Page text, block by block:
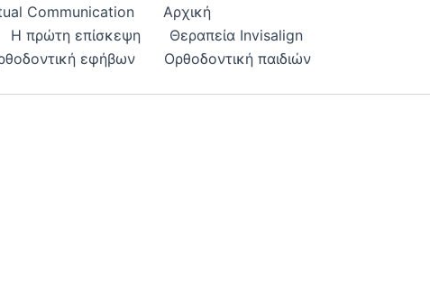
Communication
Αρχική
Η πρώτη επίσκεψη
Θεραπεία Ιnvisalign
εφήβων
Ορθοδοντική παιδιών